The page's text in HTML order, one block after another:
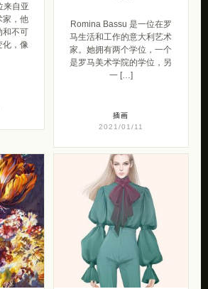
来自亚
家，他
和不可
化，像
Romina Bassu 是一位在罗
马生活和工作的意大利艺术
家。她拥有两个学位，一个
是罗马美术学院的学位，另
一 […]
插画
2021/01/11